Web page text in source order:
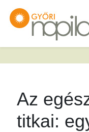
Az
titkai: